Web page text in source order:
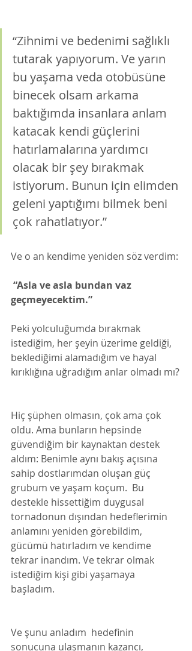
“Zihnimi ve bedenimi sağlıklı
tutarak yapıyorum. Ve yarın
bu yaşama veda otobüsüne
binecek olsam arkama
baktığımda insanlara anlam
katacak kendi güçlerini
hatırlamalarına yardımcı
olacak bir şey bırakmak
istiyorum. Bunun için elimden
geleni yaptığımı bilmek beni
çok rahatlatıyor.”
Ve o an kendime yeniden söz verdim:
geçmeyecektim.”
Peki yolculuğumda bırakmak
istediğim, her şeyin üzerime geldiği,
beklediğimi alamadığım ve hayal
kırıklığına uğradığım anlar olmadı mı?
Hiç şüphen olmasın, çok ama çok
oldu. Ama bunların hepsinde
güvendiğim bir kaynaktan destek
aldım: Benimle aynı bakış açısına
sahip dostlarımdan oluşan güç
grubum ve yaşam koçum.  Bu
destekle hissettiğim duygusal
tornadonun dışından hedeflerimin
anlamını yeniden görebildim,
gücümü hatırladım ve kendime
tekrar inandım. Ve tekrar olmak
istediğim kişi gibi yaşamaya
başladım.
Ve şunu anladım  hedefinin
sonucuna ulaşmanın kazancı,